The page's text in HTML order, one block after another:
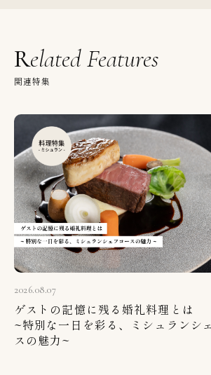
Related Features
関連特集
2026.08.07
ゲストの記憶に残る婚礼料理とは
~特別な一日を彩る、ミシュランシ
スの魅力~